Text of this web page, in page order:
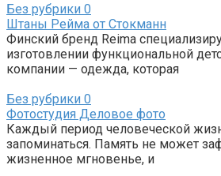
Без рубрики 0
Штаны Рейма от Стокманн
Финский бренд Reima
изготовлении функциональной
компании — одежда, которая
Без рубрики 0
Фотостудия Деловое фото
Каждый период человеческой
запоминаться. Память не может
жизненное мгновенье, и